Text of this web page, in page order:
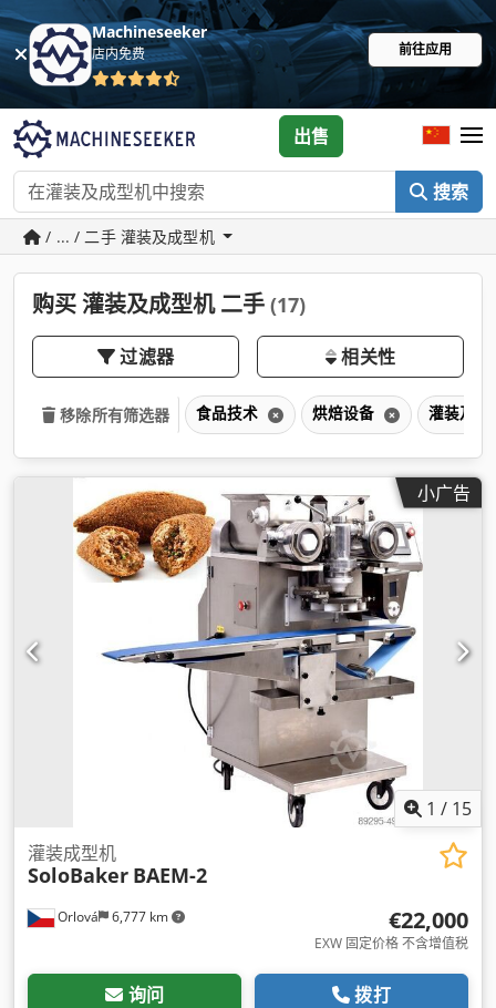
Machineseeker
店内免费 前往应用
搜索
出售
/ ... / 二手 灌装及成型机
购买 灌装及成型机 二手 (17)
过滤器 相关性
移除所有筛选器 食品技术 烘焙设备 灌装及
小广告
1 / 15
Orlová 6,777 km
灌装成型机
SoloBaker BAEM-2
€22,000
EXW 固定价格 不含增值税
询问 拨打